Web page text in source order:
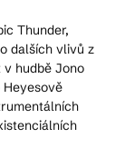
Thunder,
dalších vlivů z
v hudbě Jono
Heyesově